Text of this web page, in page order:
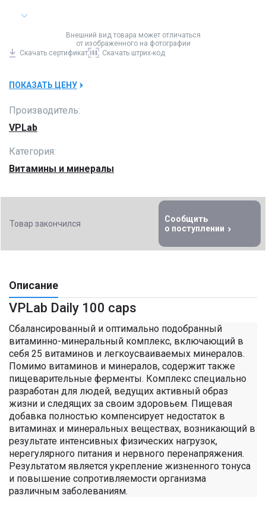
Внешний вид товара может отличаться
от изображенного на фотографии
Скачать сертификат Скачать штрих-код
ПОКАЗАТЬ ЦЕНУ
Производитель:
VPLab
Категория:
Витамины и минералы
Товар закончился
Сообщить
о поступлении
Описание
VPLab Daily 100 caps
Сбалансированный и оптимально подобранный
витаминно-минеральный комплекс, включающий в
себя 25 витаминов и легкоусваиваемых минералов.
Помимо витаминов и минералов, содержит также
пищеварительные ферменты. Комплекс специально
разработан для людей, ведущих активный образ
жизни и следящих за своим здоровьем. Пищевая
добавка полностью компенсирует недостаток в
витаминах и минеральных веществах, возникающий в
результате интенсивных физических нагрузок,
нерегулярного питания и нервного перенапряжения.
Результатом является укрепление жизненного тонуса
и повышение сопротивляемости организма
различным заболеваниям.